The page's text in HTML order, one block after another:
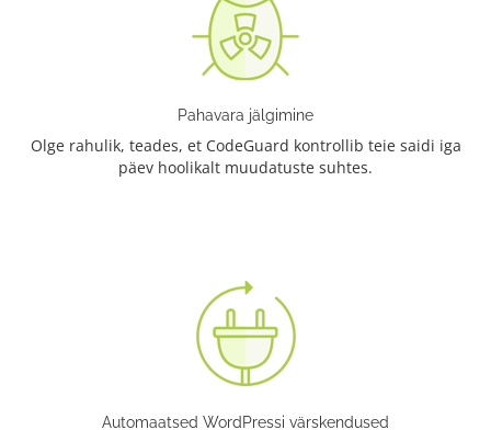
Pahavara jälgimine
Olge rahulik, teades, et CodeGuard kontrollib teie saidi iga
päev hoolikalt muudatuste suhtes.
Automaatsed WordPressi värskendused